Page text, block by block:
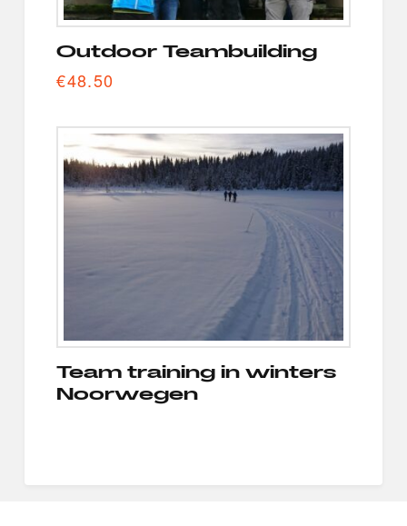
Outdoor Teambuilding
€48.50
Team training in winters
Noorwegen